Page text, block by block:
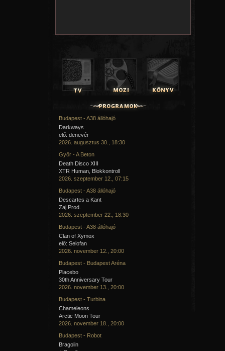
Budapest - A38 állóhajó
Darkways
elő: denevér
2026. augusztus 30., 18:30
Győr - A Beton
Death Disco XIII
XTR Human, Blokkontroll
2026. szeptember 12., 07:15
Budapest - A38 állóhajó
Descartes a Kant
Zaj Prod.
2026. szeptember 22., 18:30
Budapest - A38 állóhajó
Clan of Xymox
elő: Selofan
2026. november 12., 20:00
Budapest - Budapest Aréna
Placebo
30th Anniversary Tour
2026. november 13., 20:00
Budapest - Turbina
Chameleons
Arctic Moon Tour
2026. november 18., 20:00
Budapest - Robot
Bragolin